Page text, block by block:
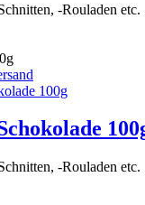
-Rouladen etc.
-Rouladen etc.